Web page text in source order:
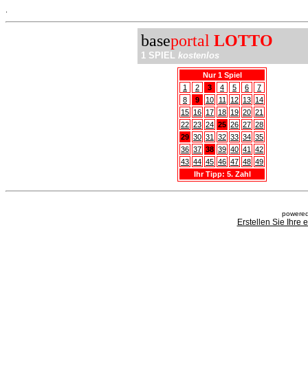
baseportal LOTTO
1 SPIEL kostenlos
Nur 1 Spiel
1
2 3 4 5 6
7
8
9 10 11 12 13 14
15 16 17 18 19 20 21
22 23 24 25 26 27 28
29 30 31 32 33 34 35
36 37 38 39 40 41
42
43 44 45 46 47 48 49
Ihr Tipp: 5. Zahl
Erstellen Sie Ihre